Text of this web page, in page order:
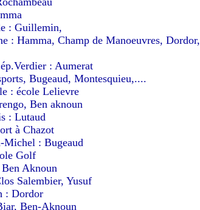
: Guillemin,
: Hamma, Champ de Manoeuvres, Dordor,
: Aumerat
Bugeaud, Montesquieu,....
: école Lelievre
Ben aknoun
: Lutaud
à Chazot
: Bugeaud
Golf
Aknoun
Salembier, Yusuf
: Dordor
Ben-Aknoun